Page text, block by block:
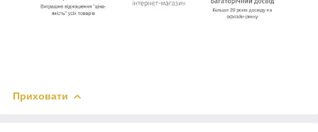
Приховати